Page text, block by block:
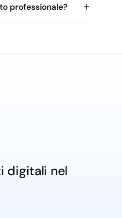
professionale?
digitali nel